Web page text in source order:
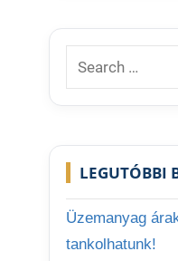
Search
for:
LEGUTÓBBI
Üzemanyag
tankolhatunk!